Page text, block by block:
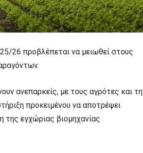
26 προβλέπεται να μειωθεί στους
ανεπαρκείς, με τους αγρότες και τη
προκειμένου να αποτρέψει
της εγχώριας βιομηχανίας